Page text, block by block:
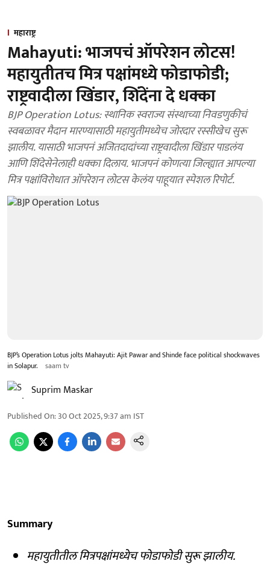
महाराष्ट्र
Mahayuti: भाजपचं ऑपरेशन लोटस!
महायुतीतच मित्र पक्षांमध्ये फोडाफोडी;
राष्ट्रवादीला खिंडार, शिंदेंना दे धक्का
BJP Operation Lotus: स्थानिक स्वराज्य संस्थाच्या निवडणुकीचं
स्वबळावर मैदान मारण्यासाठी महायुतीमध्येच जोरदार रस्सीखेच सुरू
झालीय. यासाठी भाजपनं अजितदादांच्या राष्ट्रवादीला खिंडार पाडलंय
आणि शिंदेसेनेलाही धक्का दिलाय. भाजपनं कोणत्या जिल्ह्यात आपल्या
मित्र पक्षांविरोधात ऑपरेशन लोटस केलंय पाहूयात स्पेशल रिपोर्ट.
BJP’s Operation Lotus jolts Mahayuti: Ajit Pawar and Shinde face political shockwaves
in Solapur.
saam tv
Suprim Maskar
Published On:30 Oct 2025, 9:37 am IST
Summary
महायुतीतील मित्रपक्षांमध्येच फोडाफोडी सुरू झालीय.